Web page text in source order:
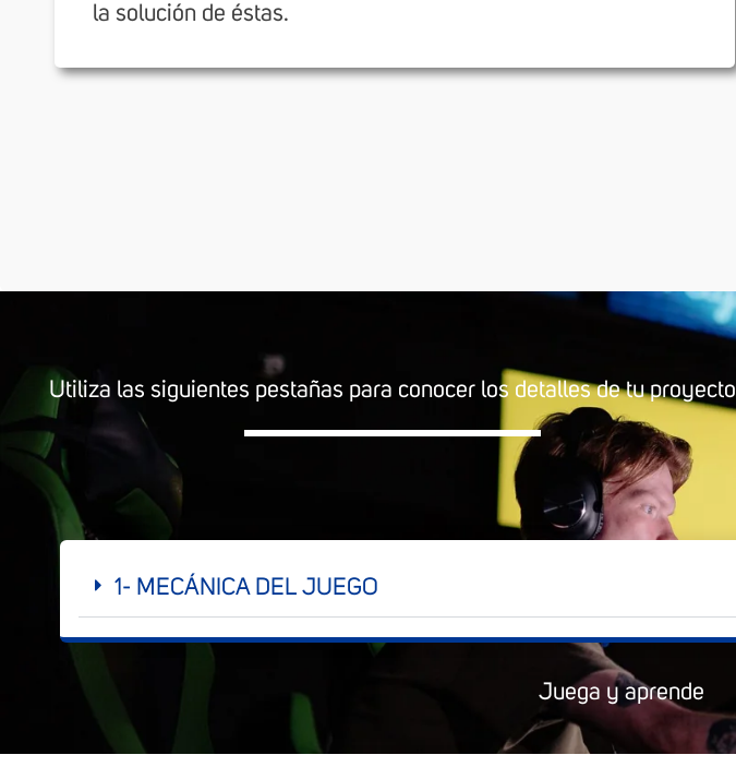
la solución de éstas.
Utiliza las siguientes pestañas para conocer los detalles de tu proyecto
1- MECÁNICA DEL JUEGO
Juega y aprende